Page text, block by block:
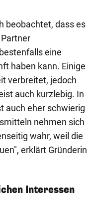
beobachtet, dass es
eine
haben kann. Einige
verbreitet, jedoch
auch kurzlebig. In
auch eher schwierig
nehmen sich
wahr, weil die
erklärt Gründerin
Interessen